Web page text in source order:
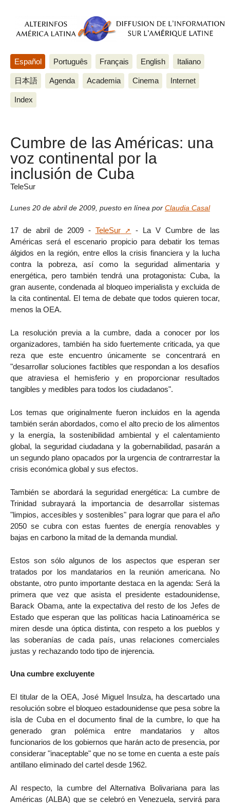
Español Português Français English Italiano
日本語 Agenda Academia Cinema Internet
Index
Cumbre de las Américas: una
voz continental por la
inclusión de Cuba
TeleSur
Lunes 20 de abril de 2009 puesto en línea por Claudia Casal
17 de abril de 2009 - TeleSur
- La V Cumbre de las
Américas será el escenario propicio para debatir los temas
álgidos en la región, entre ellos la crisis financiera y la lucha
contra la pobreza, así como la seguridad alimentaria y
energética, pero también tendrá una protagonista: Cuba, la
gran ausente, condenada al bloqueo imperialista y excluida de
la cita continental. El tema de debate que todos quieren tocar,
menos la OEA.
La resolución previa a la cumbre, dada a conocer por los
organizadores, también ha sido fuertemente criticada, ya que
reza que este encuentro únicamente se concentrará en
"desarrollar soluciones factibles que respondan a los desafíos
que atraviesa el hemisferio y en proporcionar resultados
tangibles y medibles para todos los ciudadanos".
Los temas que originalmente fueron incluidos en la agenda
también serán abordados, como el alto precio de los alimentos
y la energía, la sostenibilidad ambiental y el calentamiento
global, la seguridad ciudadana y la gobernabilidad, pasarán a
un segundo plano opacados por la urgencia de contrarrestar la
crisis económica global y sus efectos.
También se abordará la seguridad energética: La cumbre de
Trinidad subrayará la importancia de desarrollar sistemas
"limpios, accesibles y sostenibles" para lograr que para el año
2050 se cubra con estas fuentes de energía renovables y
bajas en carbono la mitad de la demanda mundial.
Estos son sólo algunos de los aspectos que esperan ser
tratados por los mandatarios en la reunión americana. No
obstante, otro punto importante destaca en la agenda: Será la
primera que vez que asista el presidente estadounidense,
Barack Obama, ante la expectativa del resto de los Jefes de
Estado que esperan que las políticas hacia Latinoamérica se
miren desde una óptica distinta, con respeto a los pueblos y
las soberanías de cada país, unas relaciones comerciales
justas y rechazando todo tipo de injerencia.
Una cumbre excluyente
El titular de la OEA, José Miguel Insulza, ha descartado una
resolución sobre el bloqueo estadounidense que pesa sobre la
isla de Cuba en el documento final de la cumbre, lo que ha
generado gran polémica entre mandatarios y altos
funcionarios de los gobiernos que harán acto de presencia, por
considerar "inaceptable" que no se tome en cuenta a este país
antillano eliminado del cartel desde 1962.
Al respecto, la cumbre del Alternativa Bolivariana para las
Américas (ALBA) que se celebró en Venezuela, servirá para